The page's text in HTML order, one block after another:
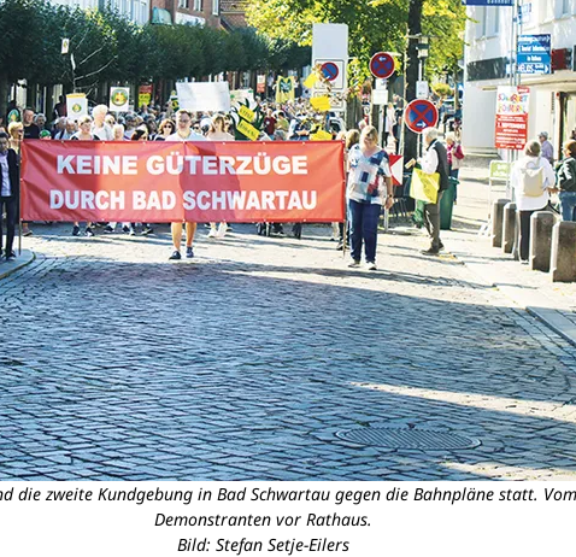
die zweite Kundgebung in Bad Schwartau gegen die Bahnpläne statt.
Demonstranten vor Rathaus.
Bild: Stefan Setje-Eilers